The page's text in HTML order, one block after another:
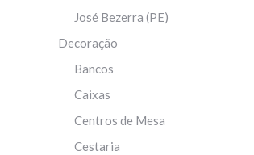
José Bezerra (PE)
Decoração
Bancos
Caixas
Centros de Mesa
Cestaria